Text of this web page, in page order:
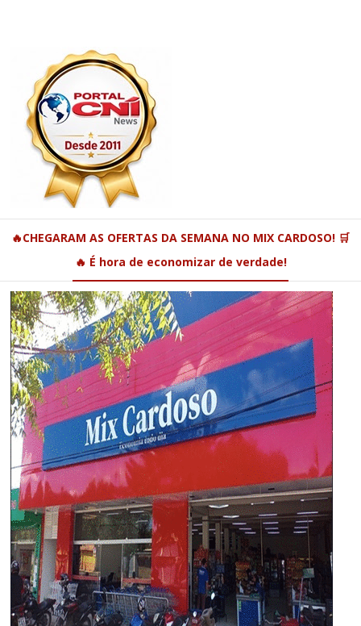
🔥CHEGARAM AS OFERTAS DA SEMANA NO MIX CARDOSO! 🛒
🔥 É hora de economizar de verdade!